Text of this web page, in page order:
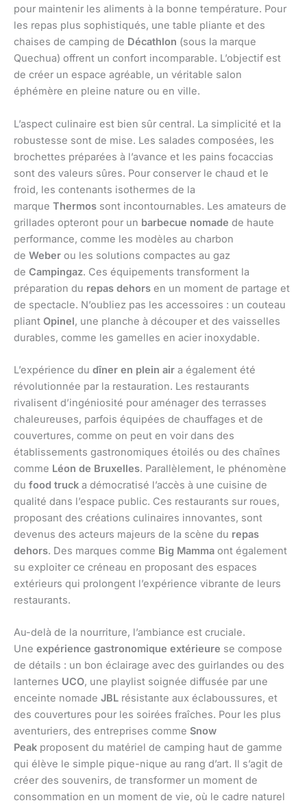
pour maintenir les aliments à la bonne température. Pour
les repas plus sophistiqués, une table pliante et des
chaises de camping de Décathlon (sous la marque
Quechua) offrent un confort incomparable. L’objectif est
de créer un espace agréable, un véritable salon
éphémère en pleine nature ou en ville.
L’aspect culinaire est bien sûr central. La simplicité et la
robustesse sont de mise. Les salades composées, les
brochettes préparées à l’avance et les pains focaccias
sont des valeurs sûres. Pour conserver le chaud et le
froid, les contenants isothermes de la
marque Thermos sont incontournables. Les amateurs de
grillades opteront pour un barbecue nomade de haute
performance, comme les modèles au charbon
de Weber ou les solutions compactes au gaz
de Campingaz. Ces équipements transforment la
préparation du repas dehors en un moment de partage et
de spectacle. N’oubliez pas les accessoires : un couteau
pliant Opinel, une planche à découper et des vaisselles
durables, comme les gamelles en acier inoxydable.
L’expérience du dîner en plein air a également été
révolutionnée par la restauration. Les restaurants
rivalisent d’ingéniosité pour aménager des terrasses
chaleureuses, parfois équipées de chauffages et de
couvertures, comme on peut en voir dans des
établissements gastronomiques étoilés ou des chaînes
comme Léon de Bruxelles. Parallèlement, le phénomène
du food truck a démocratisé l’accès à une cuisine de
qualité dans l’espace public. Ces restaurants sur roues,
proposant des créations culinaires innovantes, sont
devenus des acteurs majeurs de la scène du repas
dehors. Des marques comme Big Mamma ont également
su exploiter ce créneau en proposant des espaces
extérieurs qui prolongent l’expérience vibrante de leurs
restaurants.
Au-delà de la nourriture, l’ambiance est cruciale.
Une expérience gastronomique extérieure se compose
de détails : un bon éclairage avec des guirlandes ou des
lanternes UCO, une playlist soignée diffusée par une
enceinte nomade JBL résistante aux éclaboussures, et
des couvertures pour les soirées fraîches. Pour les plus
aventuriers, des entreprises comme Snow
Peak proposent du matériel de camping haut de gamme
qui élève le simple pique-nique au rang d’art. Il s’agit de
créer des souvenirs, de transformer un moment de
consommation en un moment de vie, où le cadre naturel